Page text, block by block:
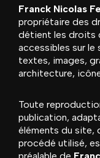
Franck Nicolas
propriétaire des
détient les droits
accessibles sur
textes, images,
architecture,
Toute
publication,
éléments du site,
procédé utilisé,